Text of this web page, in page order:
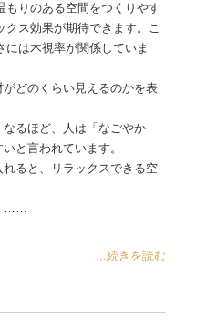
もりのある空間をつくりやす
クス効果が期待できます。こ
には木視率が関係していま
どのくらい見えるのかを表
るほど、人は「なごやか
と言われています。
ると、リラックスできる空
……
...続きを読む